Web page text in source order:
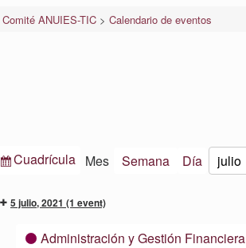
Comité ANUIES-TIC> Calendario de eventos
Ver
Cuadrícula Mes Semana Día Mes
Año
5 julio, 2021 (1 event)
CategoríasAdministración y Gestión Financiera